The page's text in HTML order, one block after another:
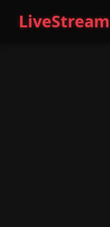
LiveStream